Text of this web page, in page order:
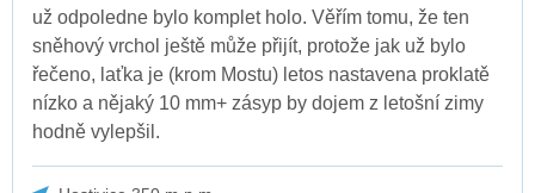
už odpoledne bylo komplet holo. Věřím tomu, že ten
sněhový vrchol ještě může přijít, protože jak už bylo
řečeno, laťka je (krom Mostu) letos nastavena proklatě
nízko a nějaký 10 mm+ zásyp by dojem z letošní zimy
hodně vylepšil.